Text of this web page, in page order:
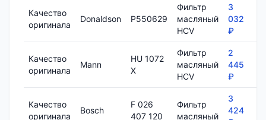
Качество
оригинала
Donaldson P550629
Фильтр
масляный
HCV
3
032
₽
Качество
оригинала
Mann
HU 1072
X
Фильтр
масляный
HCV
2
445
₽
Качество
оригинала
Bosch
F 026
407 120
Фильтр
масляный
3
424